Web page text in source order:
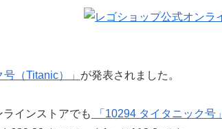
（Titanic）」 が発表されました。
インストアでも 「10294 タイタニック号」